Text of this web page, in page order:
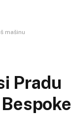
mašinu
Pradu